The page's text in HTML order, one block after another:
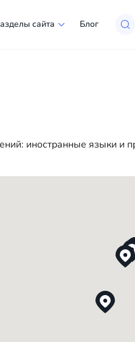
сайта Блог
для успешного
иностранные языки